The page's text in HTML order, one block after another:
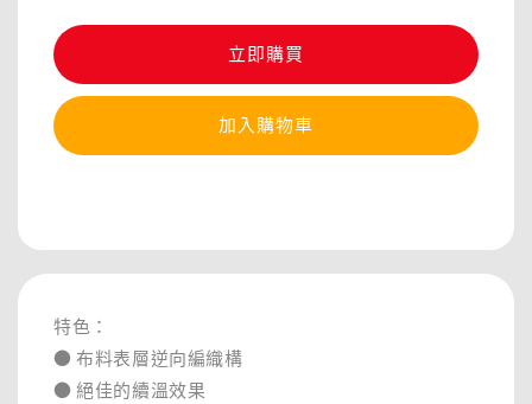
立即購買
加入購物車
特色：
● 布料表層逆向編織構
● 絕佳的續溫效果